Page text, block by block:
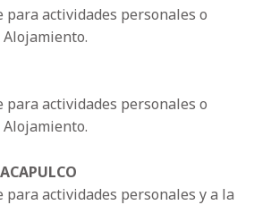
para actividades personales o
para actividades personales o
para actividades personales y a la